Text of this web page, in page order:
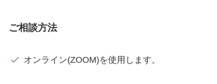
ご相談方法
オンライン(ZOOM)を使用します。